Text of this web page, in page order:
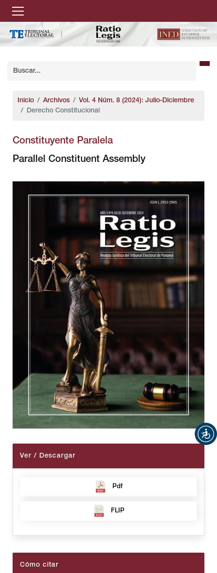
Inicio Archivos
Vol. 4 Núm. 8 (2024): Julio-Diciembre
Derecho Constitucional
Constituyente Paralela
Parallel Constituent Assembly
Ver / Descargar
Pdf
FLIP
Cómo citar